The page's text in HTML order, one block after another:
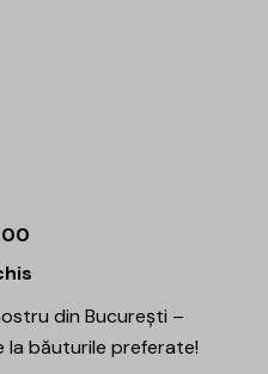
din București –
la băuturile preferate!